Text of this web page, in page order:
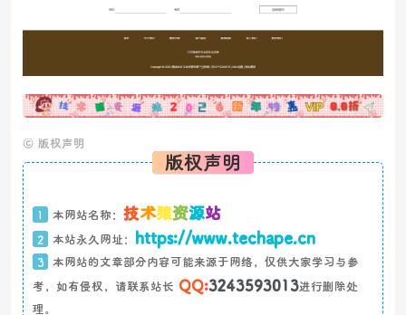
广告
© 版权声明
版权声明
1 本网站名称： 技术猿资源站
2 本站永久网址： https://www.techape.cn
3
本网站的文章部分内容可能来源于网络，仅供大家学习与参
考，如有侵权，请联系站长 QQ:3243593013进行删除处
理。